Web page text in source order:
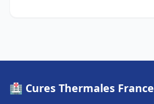
🏥 Cures Thermales France